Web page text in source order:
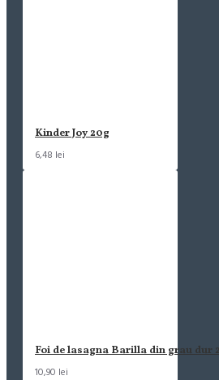
Kinder Joy 20g
6,48 lei
Foi de lasagna Barilla din grau dur
10,90 lei